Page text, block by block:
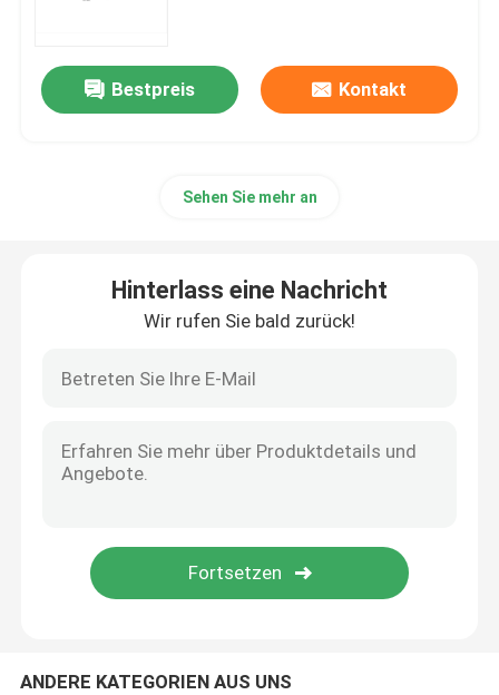
Oligo-Synthese-Reagenzien
Liefersystem
Bestpreis Kontakt
Sehen Sie mehr an
Hinterlass eine Nachricht
Wir rufen Sie bald zurück!
ANDERE KATEGORIEN AUS UNS